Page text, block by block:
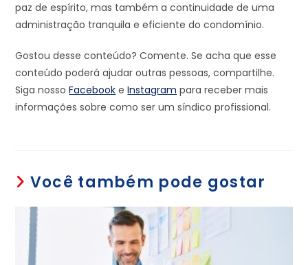
paz de espírito, mas também a continuidade de uma
administração tranquila e eficiente do condomínio.
Gostou desse conteúdo? Comente. Se acha que esse
conteúdo poderá ajudar outras pessoas, compartilhe.
Siga nossoFacebook eInstagram para receber mais
informações sobre como ser um síndico profissional.
Você também pode gostar